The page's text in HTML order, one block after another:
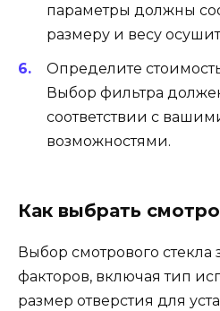
параметры должны
размеру и весу
Определите
Выбор фильтра
соответствии с
возможностями.
Как выбрать
Выбор смотрового стекла
факторов, включая тип
размер отверстия для